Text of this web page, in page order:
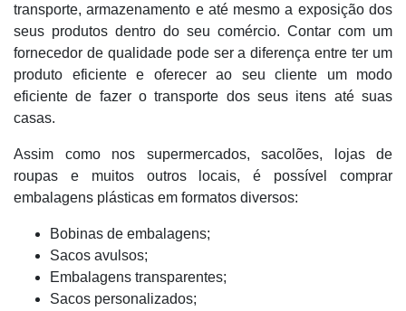
transporte, armazenamento e até mesmo a exposição dos
seus produtos dentro do seu comércio. Contar com um
fornecedor de qualidade pode ser a diferença entre ter um
produto eficiente e oferecer ao seu cliente um modo
eficiente de fazer o transporte dos seus itens até suas
casas.
Assim como nos supermercados, sacolões, lojas de
roupas e muitos outros locais, é possível comprar
embalagens plásticas em formatos diversos:
Bobinas de embalagens;
Sacos avulsos;
Embalagens transparentes;
Sacos personalizados;